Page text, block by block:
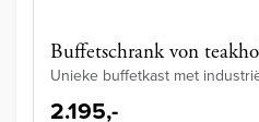
Buffetschrank von
Unieke buffetkast met
2.195,-